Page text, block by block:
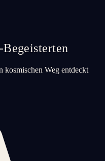
kosmischen Weg entdeckt